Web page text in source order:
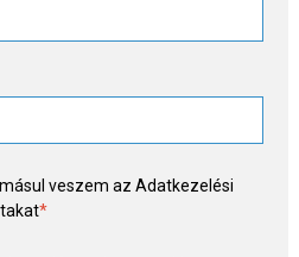
veszem azAdatkezelési
*